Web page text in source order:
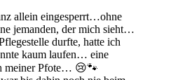
allein eingesperrt…ohne
jemanden, der mich sieht…
durfte, hatte ich
kaum laufen… eine
meiner Pfote… 😢🐾